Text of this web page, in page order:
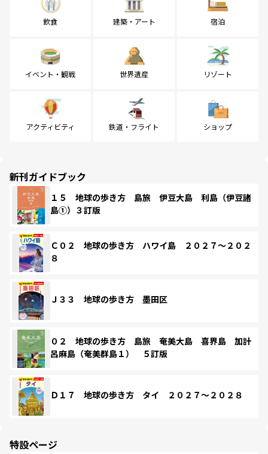
飲食 建築・アート 宿泊
イベント・観戦 世界遺産 リゾート
アクティビティ 鉄道・フライト ショップ
新刊ガイドブック
１５ 地球の歩き方 島旅 伊豆大島 利島（伊豆諸
島①）３訂版
Ｃ０２ 地球の歩き方 ハワイ島 ２０２７～２０２
８
Ｊ３３ 地球の歩き方 墨田区
０２ 地球の歩き方 島旅 奄美大島 喜界島 加計
呂麻島（奄美群島１） ５訂版
Ｄ１７ 地球の歩き方 タイ ２０２７～２０２８
特設ページ